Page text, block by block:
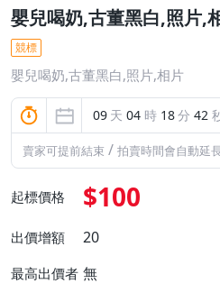
嬰兒喝奶,古董黑白,照片,
競標
嬰兒喝奶,古董黑白,照片,相片
09 天 04 時 18分 42
賣家可提前結束 / 拍賣時間會自動延
起標價格 $100
出價增額 20
最高出價者 無